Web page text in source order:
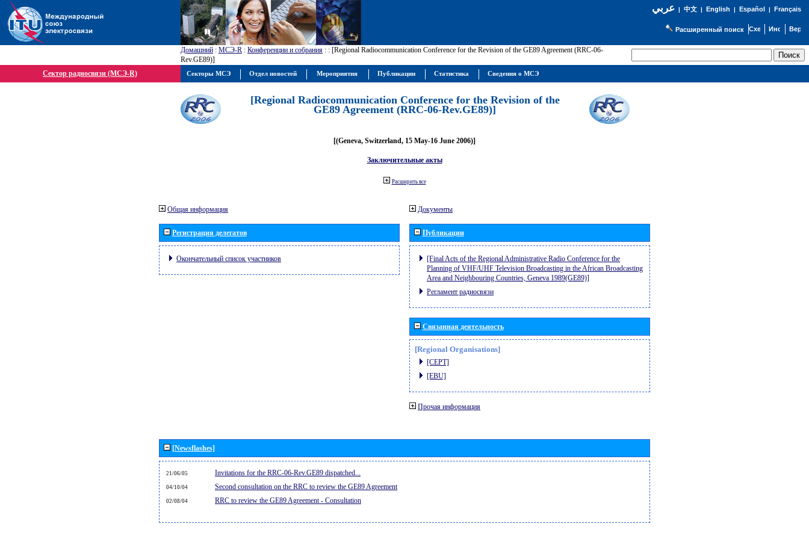
عربي| 中文| English | Español | Français
Расширенный поиск
Домашний : МСЭ-R : Конференции и собрания : : [Regional Radiocommunication Conference for the Revision of the GE89 Agreement (RRC-06-
Rev.GE89)]
Сектор радиосвязи (МСЭ-R)
[Regional Radiocommunication Conference for the Revision of the
GE89 Agreement (RRC-06-Rev.GE89)]
[(Geneva, Switzerland, 15 May-16 June 2006)]
Заключительные акты
Расширить все
Общая информация
Регистрация делегатов
Окончательный список участников
Документы
Публикации
[Final Acts of the Regional Administrative Radio Conference for the
Planning of VHF/UHF Television Broadcasting in the African Broadcasting
Area and Neighbouring Countries, Geneva 1989(GE89)]
Регламент радиосвязи
Связанная деятельность
[Regional Organisations]
[CEPT]
[EBU]
Прочая информация
[Newsflashes]
21/06/05 Invitations for the RRC-06-Rev.GE89 dispatched...
04/10/04 Second consultation on the RRC to review the GE89 Agreement
02/08/04 RRC to review the GE89 Agreement - Consultation
Секторы МСЭ Отдел новостей Мероприятия Публикации Статистика Сведения о МСЭ